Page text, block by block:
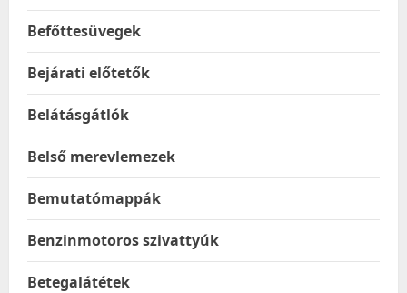
Befőttesüvegek
Bejárati előtetők
Belátásgátlók
Belső merevlemezek
Bemutatómappák
Benzinmotoros szivattyúk
Betegalátétek